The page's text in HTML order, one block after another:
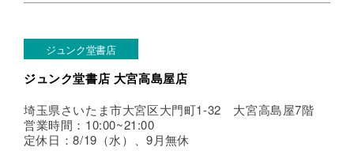
ジュンク堂書店
ジュンク堂書店 大宮高島屋店
埼玉県さいたま市大宮区大門町1-32 大宮高島屋7階
営業時間：10:00~21:00
定休日：8/19（水）、9月無休